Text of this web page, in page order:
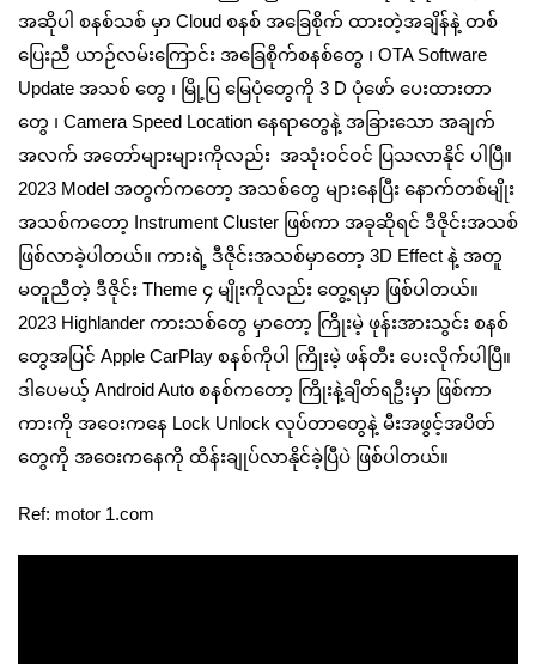
အဆိုပါ စနစ်သစ် မှာ Cloud စနစ် အခြေစိုက် ထားတဲ့အချိန်နဲ့ တစ်
ပြေးညီ ယာဉ်လမ်းကြောင်း အခြေစိုက်စနစ်တွေ ၊ OTA Software
Update အသစ် တွေ ၊ မြို့ပြ မြေပုံတွေကို 3 D ပုံဖော် ပေးထားတာ
တွေ ၊ Camera Speed Location နေရာတွေနဲ့ အခြားသော အချက်
အလက် အတော်များများကိုလည်း အသုံးဝင်ဝင် ပြသလာနိုင် ပါပြီ။
2023 Model အတွက်ကတော့ အသစ်တွေ များနေပြီး နောက်တစ်မျိုး
အသစ်ကတော့ Instrument Cluster ဖြစ်ကာ အခုဆိုရင် ဒီဇိုင်းအသစ်
ဖြစ်လာခဲ့ပါတယ်။ ကားရဲ့ ဒီဇိုင်းအသစ်မှာတော့ 3D Effect နဲ့ အတူ
မတူညီတဲ့ ဒီဇိုင်း Theme ၄ မျိုးကိုလည်း တွေ့ရမှာ ဖြစ်ပါတယ်။
2023 Highlander ကားသစ်တွေ မှာတော့ ကြိုးမဲ့ ဖုန်းအားသွင်း စနစ်
တွေအပြင် Apple CarPlay စနစ်ကိုပါ ကြိုးမဲ့ ဖန်တီး ပေးလိုက်ပါပြီ။
ဒါပေမယ့် Android Auto စနစ်ကတော့ ကြိုးနဲ့ချိတ်ရဦးမှာ ဖြစ်ကာ
ကားကို အဝေးကနေ Lock Unlock လုပ်တာတွေနဲ့ မီးအဖွင့်အပိတ်
တွေကို အဝေးကနေကို ထိန်းချုပ်လာနိုင်ခဲ့ပြီပဲ ဖြစ်ပါတယ်။
Ref: motor 1.com